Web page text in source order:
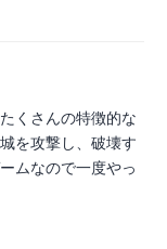
くさんの特徴的な
を攻撃し、破壊す
ムなので一度やっ